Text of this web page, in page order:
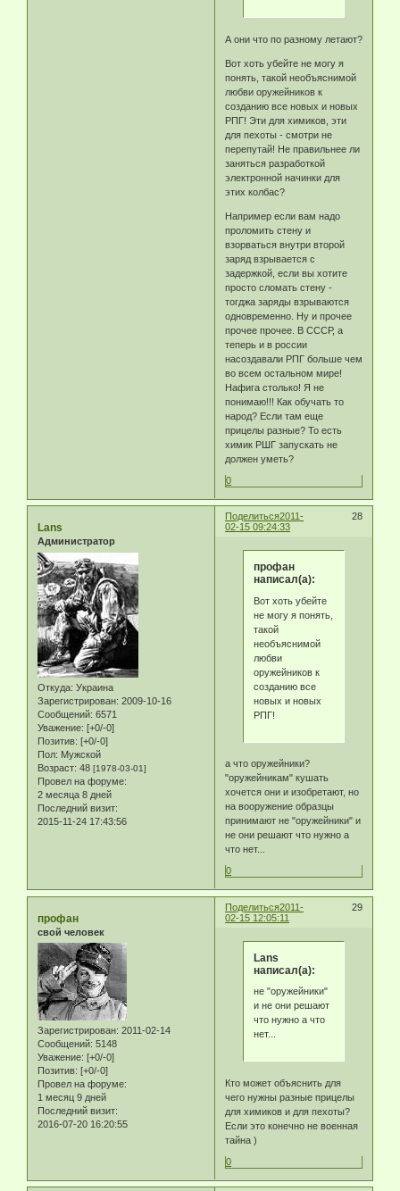
А они что по разному летают?
Вот хоть убейте не могу я
понять, такой необъяснимой
любви оружейников к
созданию все новых и новых
РПГ! Эти для химиков, эти
для пехоты - смотри не
перепутай! Не правильнее ли
заняться разработкой
электронной начинки для
этих колбас?
Например если вам надо
проломить стену и
взорваться внутри второй
заряд взрывается с
задержкой, если вы хотите
просто сломать стену -
тогджа заряды взрываются
одновременно. Ну и прочее
прочее прочее. В СССР, а
теперь и в россии
насоздавали РПГ больше чем
во всем остальном мире!
Нафига столько! Я не
понимаю!!! Как обучать то
народ? Если там еще
прицелы разные? То есть
химик РШГ запускать не
должен уметь?
0
Поделиться 28
2011-
02-15 09:24:33
Lans
Администратор
Откуда: Украина
Зарегистрирован: 2009-10-16
Сообщений: 6571
Уважение: [+0/-0]
Позитив: [+0/-0]
Пол: Мужской
Возраст: 48 [1978-03-01]
Провел на форуме:
2 месяца 8 дней
Последний визит:
2015-11-24 17:43:56
профан
написал(а):
Вот хоть убейте
не могу я понять,
такой
необъяснимой
любви
оружейников к
созданию все
новых и новых
РПГ!
а что оружейники?
"оружейникам" кушать
хочется они и изобретают, но
на вооружение образцы
принимают не "оружейники" и
не они решают что нужно а
что нет...
0
Поделиться 29
2011-
02-15 12:05:11
профан
свой человек
Зарегистрирован: 2011-02-14
Сообщений: 5148
Уважение: [+0/-0]
Позитив: [+0/-0]
Провел на форуме:
1 месяц 9 дней
Последний визит:
2016-07-20 16:20:55
Lans
написал(а):
не "оружейники"
и не они решают
что нужно а что
нет...
Кто может объяснить для
чего нужны разные прицелы
для химиков и для пехоты?
Если это конечно не военная
тайна )
0